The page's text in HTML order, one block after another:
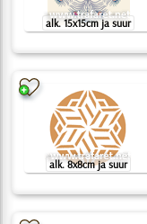
alk. 15x15cm ja suur
alk. 8x8cm ja suur